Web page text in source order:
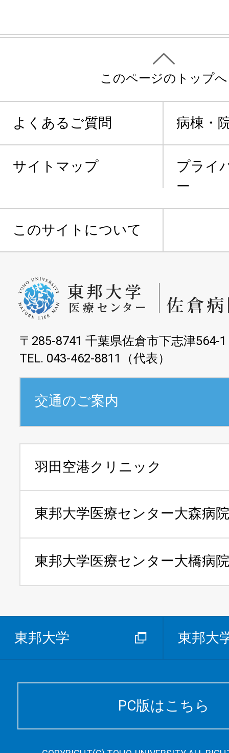
このページのトップへ
よくあるご質問 病棟・
サイトマップ
プライ
ー
このサイトについて
〒285-8741 千葉県佐倉市下志津564-1
TEL. 043-462-8811（代表）
交通のご案内
羽田空港クリニック
東邦大学医療センター大森病
東邦大学医療センター大橋病
東邦大学 東邦大
PC版はこちら